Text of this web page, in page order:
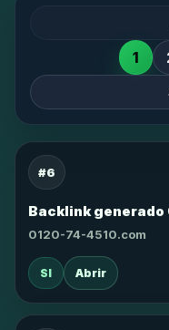
1
#6
Backlink generado
0120-74-4510.com
SI Abrir